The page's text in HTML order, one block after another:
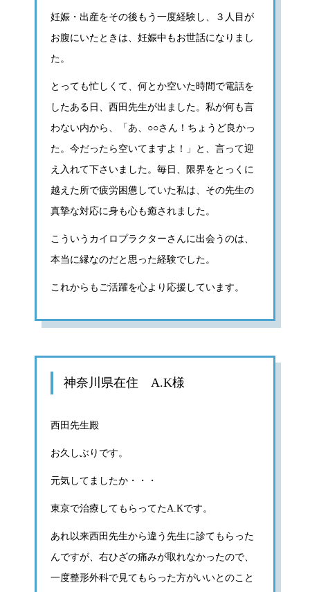
妊娠・出産をその後もう一度経験し、３人目が
お腹にいたときは、妊娠中もお世話になりまし
た。
とっても忙しくて、何とか空いた時間で電話を
したある日、西田先生が出ました。私が何も言
わない内から、「あ、○○さん！ちょうど良かっ
た。今だったら空いてますよ！」と、言って迎
え入れて下さいました。毎日、限界をとっくに
越えた所で疲労困憊していた私は、その先生の
真摯な対応に身も心も癒されました。
こういうカイロプラクターさんに出会うのは、
本当に縁なのだと思った経験でした。
これからもご活躍を心より応援しています。
神奈川県在住 A.K様
西田先生殿
お久しぶりです。
元気してましたか・・・
東京で治療してもらってたA.Kです。
あれ以来西田先生から違う先生に診てもらった
んですが、右ひざの痛みが取れなかったので、
一度整形外科で見てもらった方がいいとのこと